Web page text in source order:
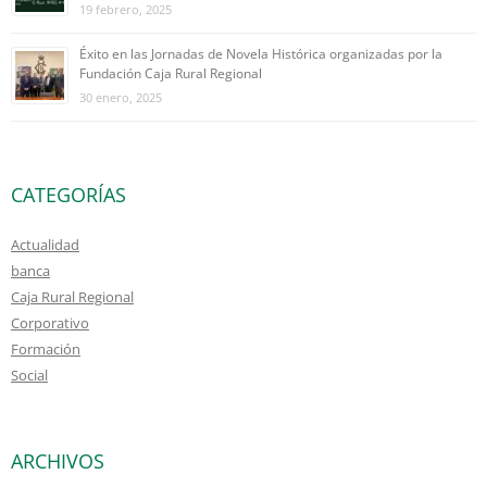
19 febrero, 2025
Éxito en las Jornadas de Novela Histórica organizadas por la
Fundación Caja Rural Regional
30 enero, 2025
CATEGORÍAS
Actualidad
banca
Caja Rural Regional
Corporativo
Formación
Social
ARCHIVOS